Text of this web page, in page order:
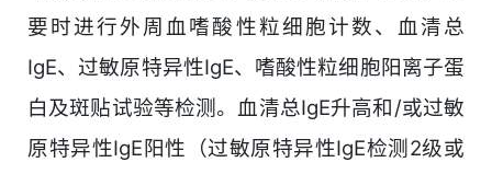
要时进行外周血嗜酸性粒细胞计数、血清总
IgE、过敏原特异性IgE、嗜酸性粒细胞阳离子蛋
白及斑贴试验等检测。血清总IgE升高和/或过敏
原特异性IgE阳性（过敏原特异性IgE检测2级或